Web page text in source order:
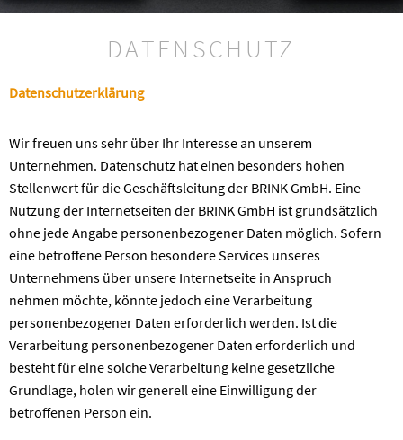
DATENSCHUTZ
Datenschutzerklärung
Wir freuen uns sehr über Ihr Interesse an unserem
Unternehmen. Datenschutz hat einen besonders hohen
Stellenwert für die Geschäftsleitung der BRINK GmbH. Eine
Nutzung der Internetseiten der BRINK GmbH ist grundsätzlich
ohne jede Angabe personenbezogener Daten möglich. Sofern
eine betroffene Person besondere Services unseres
Unternehmens über unsere Internetseite in Anspruch
nehmen möchte, könnte jedoch eine Verarbeitung
personenbezogener Daten erforderlich werden. Ist die
Verarbeitung personenbezogener Daten erforderlich und
besteht für eine solche Verarbeitung keine gesetzliche
Grundlage, holen wir generell eine Einwilligung der
betroffenen Person ein.